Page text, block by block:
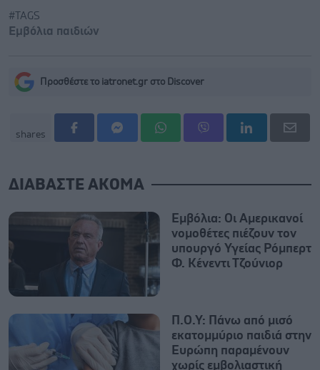
#TAGS
Εμβόλια παιδιών
Προσθέστε το iatronet.gr στο Discover
shares
ΔΙΑΒΑΣΤΕ ΑΚΟΜΑ
Εμβόλια: Οι Αμερικανοί
νομοθέτες πιέζουν τον
υπουργό Υγείας Ρόμπερτ
Φ. Κένεντι Τζούνιορ
Π.Ο.Υ: Πάνω από μισό
εκατομμύριο παιδιά στην
Ευρώπη παραμένουν
χωρίς εμβολιαστική